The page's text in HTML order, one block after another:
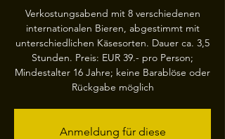
Verkostungsabend mit 8 verschiedenen
internationalen Bieren, abgestimmt mit
unterschiedlichen Käsesorten. Dauer ca. 3,5
Stunden. Preis: EUR 39.- pro Person;
Mindestalter 16 Jahre; keine Barablöse oder
Rückgabe möglich
Anmeldung für diese